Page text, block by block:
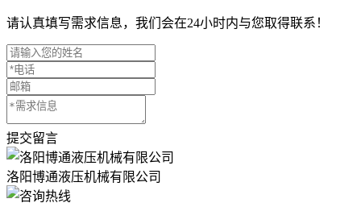
请认真填写需求信息，我们会在24小时内与您取得联系！
提交留言
洛阳博通液压机械有限公司